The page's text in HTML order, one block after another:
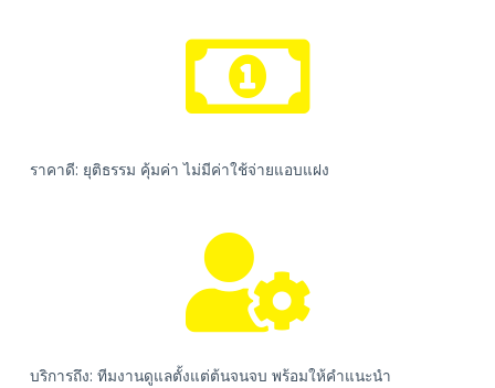
ราคาดี: ยุติธรรม คุ้มค่า ไม่มีค่าใช้จ่ายแอบแฝง
บริการถึง: ทีมงานดูแลตั้งแต่ต้นจนจบ พร้อมให้คำแนะนำ